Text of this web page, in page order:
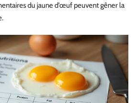
du jaune d’œuf peuvent gêner la